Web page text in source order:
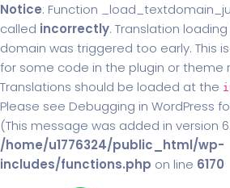
Notice: Function
called incorrectly. Translation
domain was triggered too early. This
for some code in the plugin or theme
Translations should be loaded at the
Please see Debugging in WordPress
(This message was added in version
/home/u1776324/public_html/wp-
includes/functions.php on line 6170